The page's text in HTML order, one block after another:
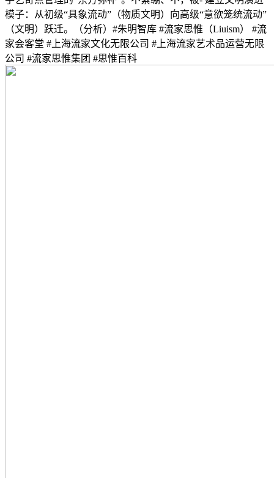
模子：从初级“具象流动”（物质文明）向高级“意欲笼统流动”
（文明）跃迁。（分析）#朱明智库 #流家思惟（Liuism） #流
家会客堂 #上海流家文化无限公司 #上海流家艺术品运营无限
公司 #流家思惟集团 #思惟百科